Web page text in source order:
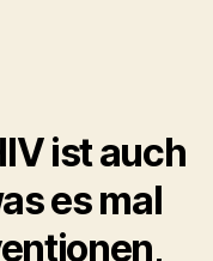
ist auch
es mal